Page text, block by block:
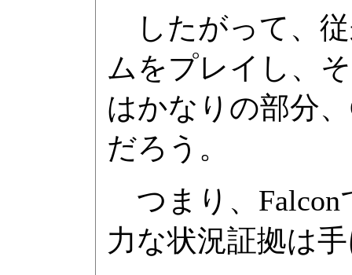
したがって、従
ムをプレイし、
はかなりの部分
だろう。
つまり、Falcon
力な状況証拠は